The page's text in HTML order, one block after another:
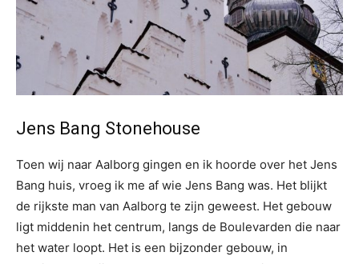
Jens Bang Stonehouse
Toen wij naar Aalborg gingen en ik hoorde over het Jens
Bang huis, vroeg ik me af wie Jens Bang was. Het blijkt
de rijkste man van Aalborg te zijn geweest. Het gebouw
ligt middenin het centrum, langs de Boulevarden die naar
het water loopt. Het is een bijzonder gebouw, in